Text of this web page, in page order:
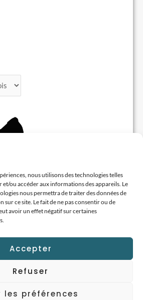
nous utilisons des technologies telles
et/ou accéder aux informations des appareils. Le
nous permettra de traiter des données de
ce site. Le fait de ne pas consentir ou de
avoir un effet négatif sur certaines
Accepter
Refuser
les préférences